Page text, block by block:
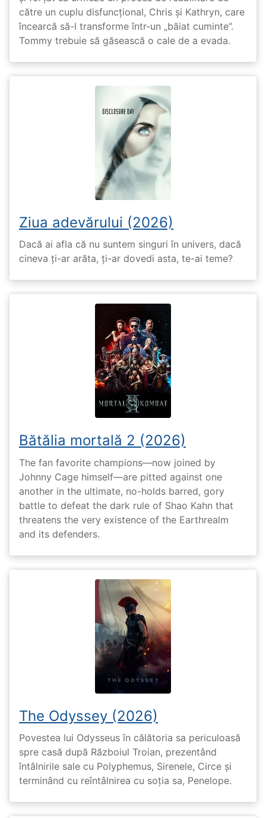
către un cuplu disfuncțional, Chris și Kathryn, care
încearcă să-l transforme într-un „băiat cuminte”.
Tommy trebuie să găsească o cale de a evada.
Ziua adevărului (2026)
Dacă ai afla că nu suntem singuri în univers, dacă
cineva ți-ar arăta, ți-ar dovedi asta, te-ai teme?
Bătălia mortală 2 (2026)
The fan favorite champions—now joined by
Johnny Cage himself—are pitted against one
another in the ultimate, no-holds barred, gory
battle to defeat the dark rule of Shao Kahn that
threatens the very existence of the Earthrealm
and its defenders.
The Odyssey (2026)
Povestea lui Odysseus în călătoria sa periculoasă
spre casă după Războiul Troian, prezentând
întâlnirile sale cu Polyphemus, Sirenele, Circe și
terminând cu reîntâlnirea cu soția sa, Penelope.